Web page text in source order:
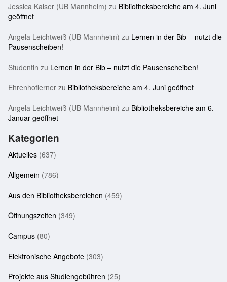
Jessica Kaiser (UB Mannheim) zu Bibliotheksbereiche am 4. Juni
geöffnet
Angela Leichtweiß (UB Mannheim) zu Lernen in der Bib – nutzt die
Pausenscheiben!
Studentin zu Lernen in der Bib – nutzt die Pausenscheiben!
Ehrenhoflerner zu Bibliotheksbereiche am 4. Juni geöffnet
Angela Leichtweiß (UB Mannheim) zu Bibliotheksbereiche am 6.
Januar geöffnet
Kategorien
Aktuelles (637)
Allgemein (786)
Aus den Bibliotheksbereichen (459)
Öffnungszeiten (349)
Campus (80)
Elektronische Angebote (303)
Projekte aus Studiengebühren (25)